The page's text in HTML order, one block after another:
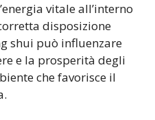
vitale all’interno
disposizione
shui può influenzare
e la prosperità degli
che favorisce il